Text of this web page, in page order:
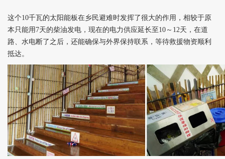
这个10千瓦的太阳能板在乡民避难时发挥了很大的作用，相较于原
本只能用7天的柴油发电，现在的电力供应延长至10～12天，在道
路、水电断了之后，还能确保与外界保持联系，等待救援物资顺利
抵达。